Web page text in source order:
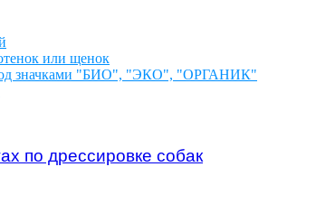
или щенок
значками "БИО", "ЭКО", "ОРГАНИК"
по дрессировке собак